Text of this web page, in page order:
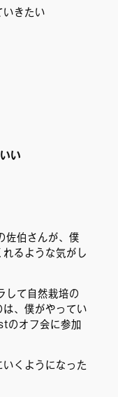
いきたい
い
伯さんが、僕
るような気がし
て自然栽培の
、僕がやってい
のオフ会に参加
くようになった